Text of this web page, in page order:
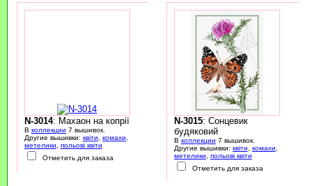
N-3014: Махаон на копрії
В коллекции 7 вышивок.
Другие вышивки: квіти комахи
метелики
польові квіти
Отметить для заказа
N-3015: Сонцевик
будяковий
В коллекции 7 вышивок.
Другие вышивки: квіти комахи
метелики
польові квіти
Отметить для заказа